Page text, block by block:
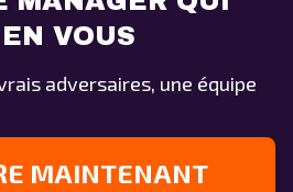
VOUS
adversaires, une équipe
MAINTENANT